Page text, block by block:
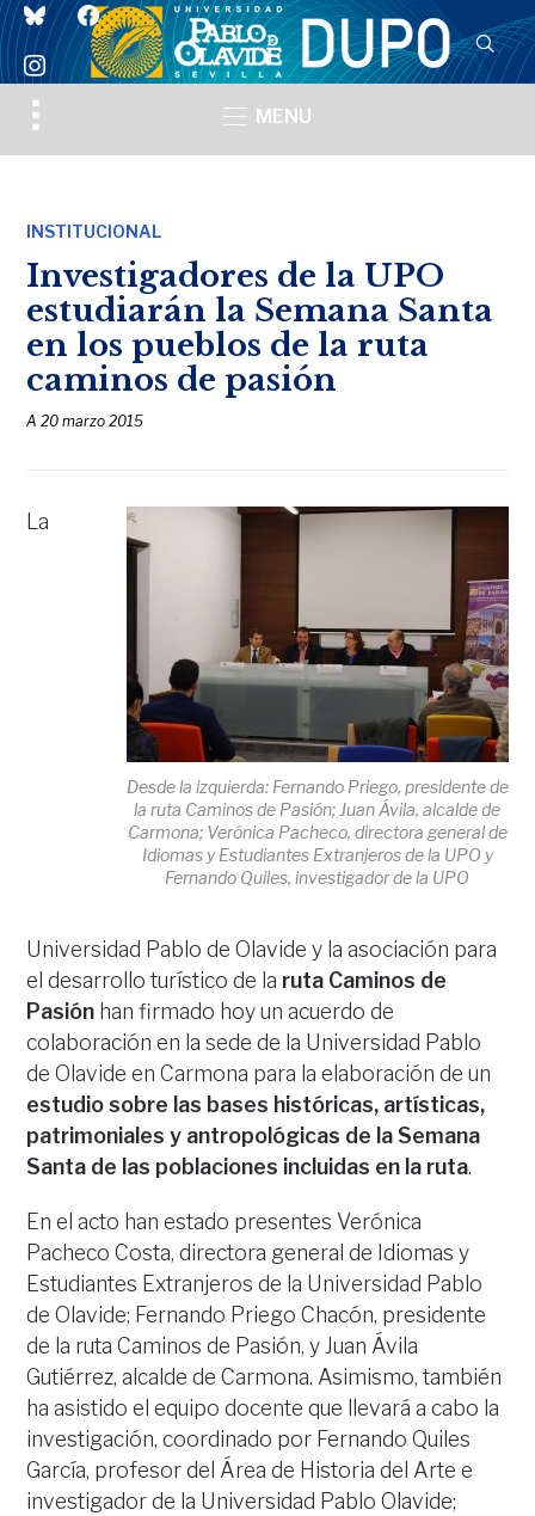
blueskyfacebook
instagram
Toggle
sidebar
MENU
INSTITUCIONAL
Investigadores de la UPO
estudiarán la Semana Santa
en los pueblos de la ruta
caminos de pasión
A20 marzo 2015
Desde la izquierda: Fernando Priego, presidente de
la ruta Caminos de Pasión; Juan Ávila, alcalde de
Carmona; Verónica Pacheco, directora general de
Idiomas y Estudiantes Extranjeros de la UPO y
Fernando Quiles, investigador de la UPO
La
Universidad Pablo de Olavide y la asociación para
el desarrollo turístico de la ruta Caminos de
Pasión han firmado hoy un acuerdo de
colaboración en la sede de la Universidad Pablo
de Olavide en Carmona para la elaboración de un
estudio sobre las bases históricas, artísticas,
patrimoniales y antropológicas de la Semana
Santa de las poblaciones incluidas en la ruta.
En el acto han estado presentes Verónica
Pacheco Costa, directora general de Idiomas y
Estudiantes Extranjeros de la Universidad Pablo
de Olavide; Fernando Priego Chacón, presidente
de la ruta Caminos de Pasión, y Juan Ávila
Gutiérrez, alcalde de Carmona. Asimismo, también
ha asistido el equipo docente que llevará a cabo la
investigación, coordinado por Fernando Quiles
García, profesor del Área de Historia del Arte e
investigador de la Universidad Pablo Olavide;